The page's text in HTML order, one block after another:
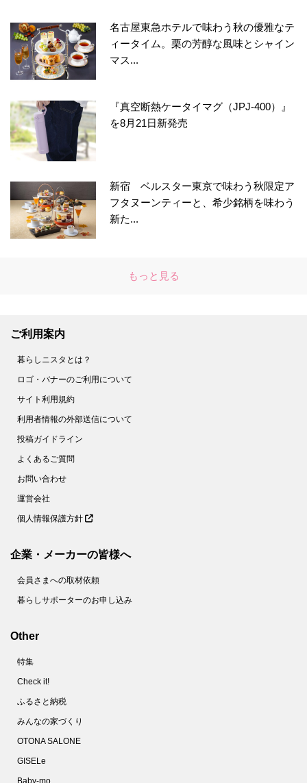
名古屋東急ホテルで味わう秋の優雅なテ
ィータイム。栗の芳醇な風味とシャイン
マス...
『真空断熱ケータイマグ（JPJ-400）』
を8月21日新発売
新宿 ベルスター東京で味わう秋限定ア
フタヌーンティーと、希少銘柄を味わう
新た...
もっと見る
ご利用案内
暮らしニスタとは？
ロゴ・バナーのご利用について
サイト利用規約
利用者情報の外部送信について
投稿ガイドライン
よくあるご質問
お問い合わせ
運営会社
個人情報保護方針
企業・メーカーの皆様へ
会員さまへの取材依頼
暮らしサポーターのお申し込み
Other
特集
Check it!
ふるさと納税
みんなの家づくり
OTONA SALONE
GISELe